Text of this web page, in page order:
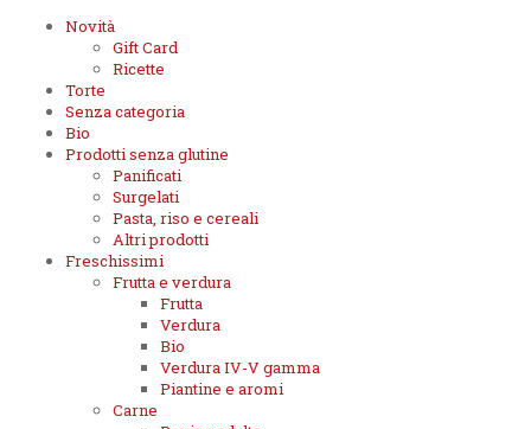
Novità
Gift Card
Ricette
Torte
Senza categoria
Bio
Prodotti senza glutine
Panificati
Surgelati
Pasta, riso e cereali
Altri prodotti
Freschissimi
Frutta e verdura
Frutta
Verdura
Bio
Verdura IV-V gamma
Piantine e aromi
Carne